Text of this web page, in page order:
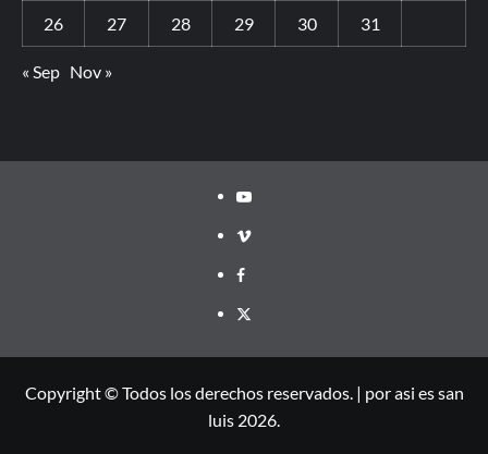
26 27 28 29 30 31
« Sep Nov »
Copyright © Todos los derechos reservados. | por asi es san
luis 2026.